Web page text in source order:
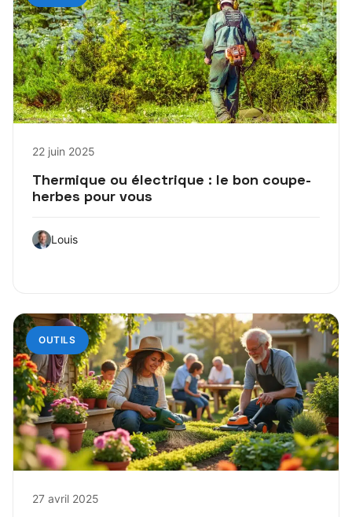
22 juin 2025
Thermique ou électrique : le bon coupe-
herbes pour vous
Louis
OUTILS
27 avril 2025